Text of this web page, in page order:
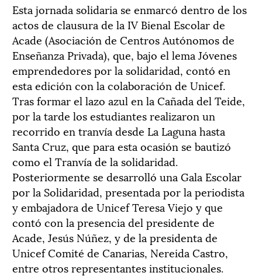
Esta jornada solidaria se enmarcó dentro de los
actos de clausura de la IV Bienal Escolar de
Acade (Asociación de Centros Autónomos de
Enseñanza Privada), que, bajo el lema Jóvenes
emprendedores por la solidaridad, contó en
esta edición con la colaboración de Unicef.
Tras formar el lazo azul en la Cañada del Teide,
por la tarde los estudiantes realizaron un
recorrido en tranvía desde La Laguna hasta
Santa Cruz, que para esta ocasión se bautizó
como el Tranvía de la solidaridad.
Posteriormente se desarrolló una Gala Escolar
por la Solidaridad, presentada por la periodista
y embajadora de Unicef Teresa Viejo y que
contó con la presencia del presidente de
Acade, Jesús Núñez, y de la presidenta de
Unicef Comité de Canarias, Nereida Castro,
entre otros representantes institucionales.